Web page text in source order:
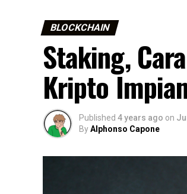
BLOCKCHAIN
Staking,
Kripto
Published 4 years ago on
ByAlphonso Capone